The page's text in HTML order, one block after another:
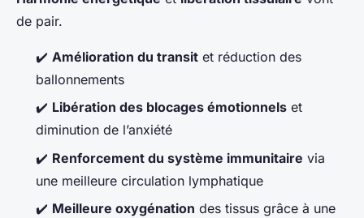
de pair.
✔️ Amélioration du transit et réduction des
ballonnements
✔️ Libération des blocages émotionnels et
diminution de l’anxiété
✔️ Renforcement du système immunitaire via
une meilleure circulation lymphatique
✔️ Meilleure oxygénation des tissus grâce à une